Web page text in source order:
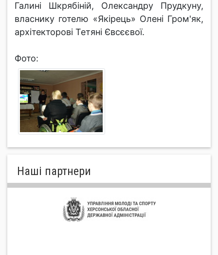
Галині Шкрябіній, Олександру Прудкуну,
власнику готелю «Якірець» Олені Гром'як,
архітекторові Тетяні Євсєєвої.
Фото:
Нашi партнери